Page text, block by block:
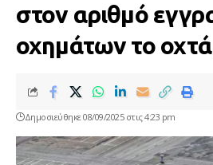
στον αριθμό
οχημάτων το
Δημοσιεύθηκε 08/09/2025 στις 4:23 pm